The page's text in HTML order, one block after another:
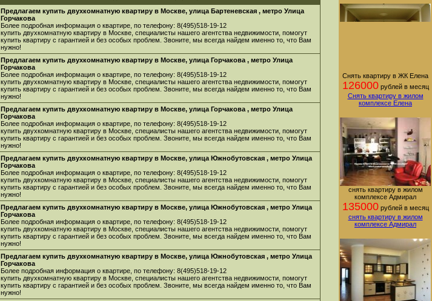
Предлагаем купить двухкомнатную квартиру в Москве, улица Бартеневская , метро Улица
Горчакова
Более подробная информация о квартире, по телефону: 8(495)518-19-12
купить двухкомнатную квартиру в Москве, специалисты нашего агентства недвижимости, помогут
купить квартиру с гарантией и без особых проблем. Звоните, мы всегда найдем именно то, что Вам
нужно!
Предлагаем купить двухкомнатную квартиру в Москве, улица Горчакова , метро Улица
Горчакова
Более подробная информация о квартире, по телефону: 8(495)518-19-12
купить двухкомнатную квартиру в Москве, специалисты нашего агентства недвижимости, помогут
купить квартиру с гарантией и без особых проблем. Звоните, мы всегда найдем именно то, что Вам
нужно!
Предлагаем купить двухкомнатную квартиру в Москве, улица Горчакова , метро Улица
Горчакова
Более подробная информация о квартире, по телефону: 8(495)518-19-12
купить двухкомнатную квартиру в Москве, специалисты нашего агентства недвижимости, помогут
купить квартиру с гарантией и без особых проблем. Звоните, мы всегда найдем именно то, что Вам
нужно!
Предлагаем купить двухкомнатную квартиру в Москве, улица Южнобутовская , метро Улица
Горчакова
Более подробная информация о квартире, по телефону: 8(495)518-19-12
купить двухкомнатную квартиру в Москве, специалисты нашего агентства недвижимости, помогут
купить квартиру с гарантией и без особых проблем. Звоните, мы всегда найдем именно то, что Вам
нужно!
Предлагаем купить двухкомнатную квартиру в Москве, улица Южнобутовская , метро Улица
Горчакова
Более подробная информация о квартире, по телефону: 8(495)518-19-12
купить двухкомнатную квартиру в Москве, специалисты нашего агентства недвижимости, помогут
купить квартиру с гарантией и без особых проблем. Звоните, мы всегда найдем именно то, что Вам
нужно!
Предлагаем купить двухкомнатную квартиру в Москве, улица Южнобутовская , метро Улица
Горчакова
Более подробная информация о квартире, по телефону: 8(495)518-19-12
купить двухкомнатную квартиру в Москве, специалисты нашего агентства недвижимости, помогут
купить квартиру с гарантией и без особых проблем. Звоните, мы всегда найдем именно то, что Вам
нужно!
Снять квартиру в ЖК Елена
126000рублей в месяц
Снять квартиру в жилом
комплексе Елена
снять квартиру в жилом
комплексе Адмирал
135000рублей в месяц
снять квартиру в жилом
комплексе Адмирал